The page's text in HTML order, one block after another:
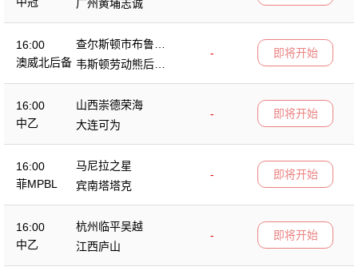
广州黄埔志诚
16:00
澳威北后备
查尔斯顿市布鲁斯
后备队
-
韦斯顿劳动熊后备
队
即将开始
16:00
中乙
山西崇德荣海
-
大连可为
即将开始
16:00
菲MPBL
马尼拉之星
-
宾南塔塔克
即将开始
16:00
中乙
杭州临平吴越
-
江西庐山
即将开始